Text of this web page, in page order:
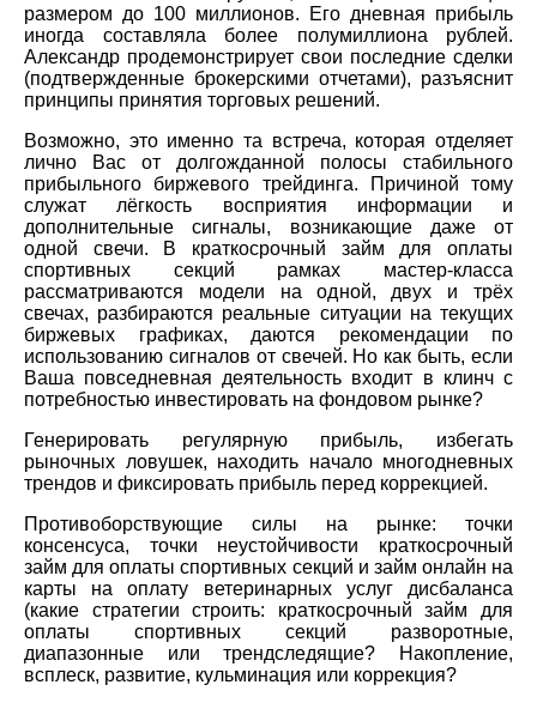
размером до 100 миллионов. Его дневная прибыль
иногда составляла более полумиллиона рублей.
Александр продемонстрирует свои последние сделки
(подтвержденные брокерскими отчетами), разъяснит
принципы принятия торговых решений.
Возможно, это именно та встреча, которая отделяет
лично Вас от долгожданной полосы стабильного
прибыльного биржевого трейдинга. Причиной тому
служат лёгкость восприятия информации и
дополнительные сигналы, возникающие даже от
одной свечи. В краткосрочный займ для оплаты
спортивных секций рамках мастер-класса
рассматриваются модели на одной, двух и трёх
свечах, разбираются реальные ситуации на текущих
биржевых графиках, даются рекомендации по
использованию сигналов от свечей. Но как быть, если
Ваша повседневная деятельность входит в клинч с
потребностью инвестировать на фондовом рынке?
Генерировать регулярную прибыль, избегать
рыночных ловушек, находить начало многодневных
трендов и фиксировать прибыль перед коррекцией.
Противоборствующие силы на рынке: точки
консенсуса, точки неустойчивости краткосрочный
займ для оплаты спортивных секций и займ онлайн на
карты на оплату ветеринарных услуг дисбаланса
(какие стратегии строить: краткосрочный займ для
оплаты спортивных секций разворотные,
диапазонные или трендследящие? Накопление,
всплеск, развитие, кульминация или коррекция?